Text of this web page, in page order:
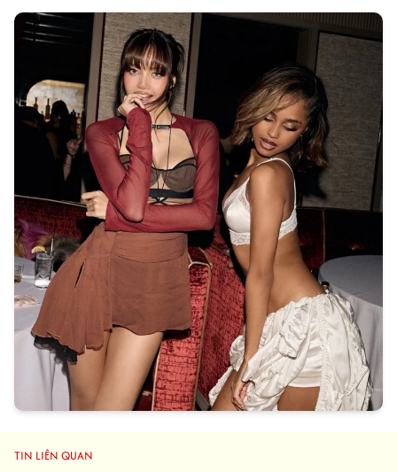
TIN LIÊN QUAN